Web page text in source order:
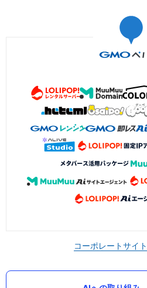
コーポレートサイト